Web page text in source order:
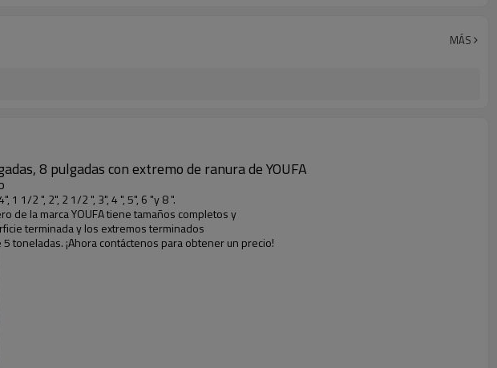
MÁS
8 pulgadas con extremo de ranura de YOUFA
1/2 ", 2", 2 1/2 ", 3", 4 ", 5", 6 "y 8 ".
de la marca YOUFA tiene tamaños completos y
terminada y los extremos terminados
toneladas. ¡Ahora contáctenos para obtener un precio!